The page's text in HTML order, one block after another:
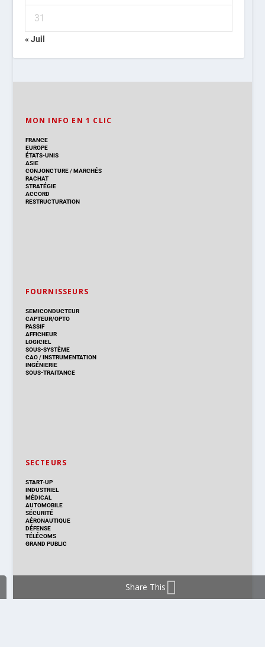
31
« Juil
MON INFO EN 1 CLIC
FRANCE
EUROPE
ÉTATS-UNIS
ASIE
CONJONCTURE/MARCHÉS
RACHAT
STRATÉGIE
ACCORD
RESTRUCTURATION
FOURNISSEURS
SEMICONDUCTEUR
CAPTEUR/OPTO
PASSIF
AFFICHEUR
LOGICIEL
SOUS-SYSTÈME
CAO/INSTRUMENTATION
INGÉNIERIE
SOUS-TRAITANCE
SECTEURS
START-UP
INDUSTRIEL
MÉDICAL
AUTOMOBILE
SÉCURITÉ
AÉRONAUTIQUE
DÉFENSE
TÉLÉCOMS
GRAND PUBLIC
Share This